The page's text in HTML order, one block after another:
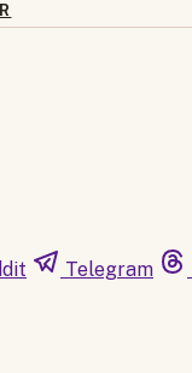
Telegram